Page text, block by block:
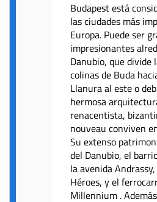
Budapest está
las ciudades más
Europa. Puede ser
impresionantes
Danubio, que divide
colinas de Buda
Llanura al este o
hermosa
renacentista,
nouveau conviven
Su extenso
del Danubio, el
la avenida
Héroes, y el
Millennium .